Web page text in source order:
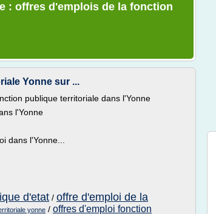
: offres d'emplois de la fonction
Yonne sur ...
publique territoriale dans l'Yonne
l'Yonne
dans l'Yonne...
d'etat / offre d'emploi de la
yonne / offres d'emploi fonction